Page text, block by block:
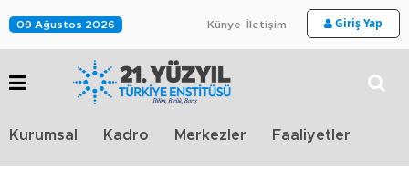
09 Ağustos 2026 Künye İletişim Giriş Yap
Kurumsal Kadro Merkezler Faaliyetler